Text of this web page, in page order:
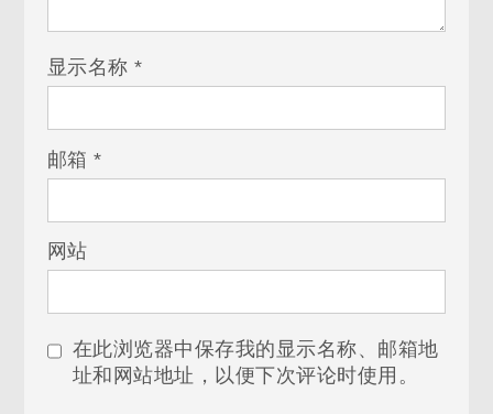
显示名称*
邮箱*
网站
在此浏览器中保存我的显示名称、邮箱地
址和网站地址，以便下次评论时使用。